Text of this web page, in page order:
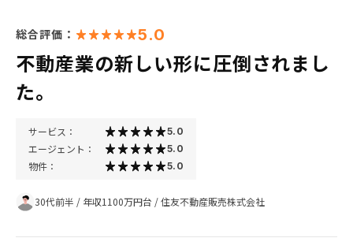
総合評価： 5.0
不動産業の新しい形に圧倒されまし
た。
サービス： 5.0
エージェント： 5.0
物件： 5.0
30代前半 / 年収1100万円台 /住友不動産販売株式会社